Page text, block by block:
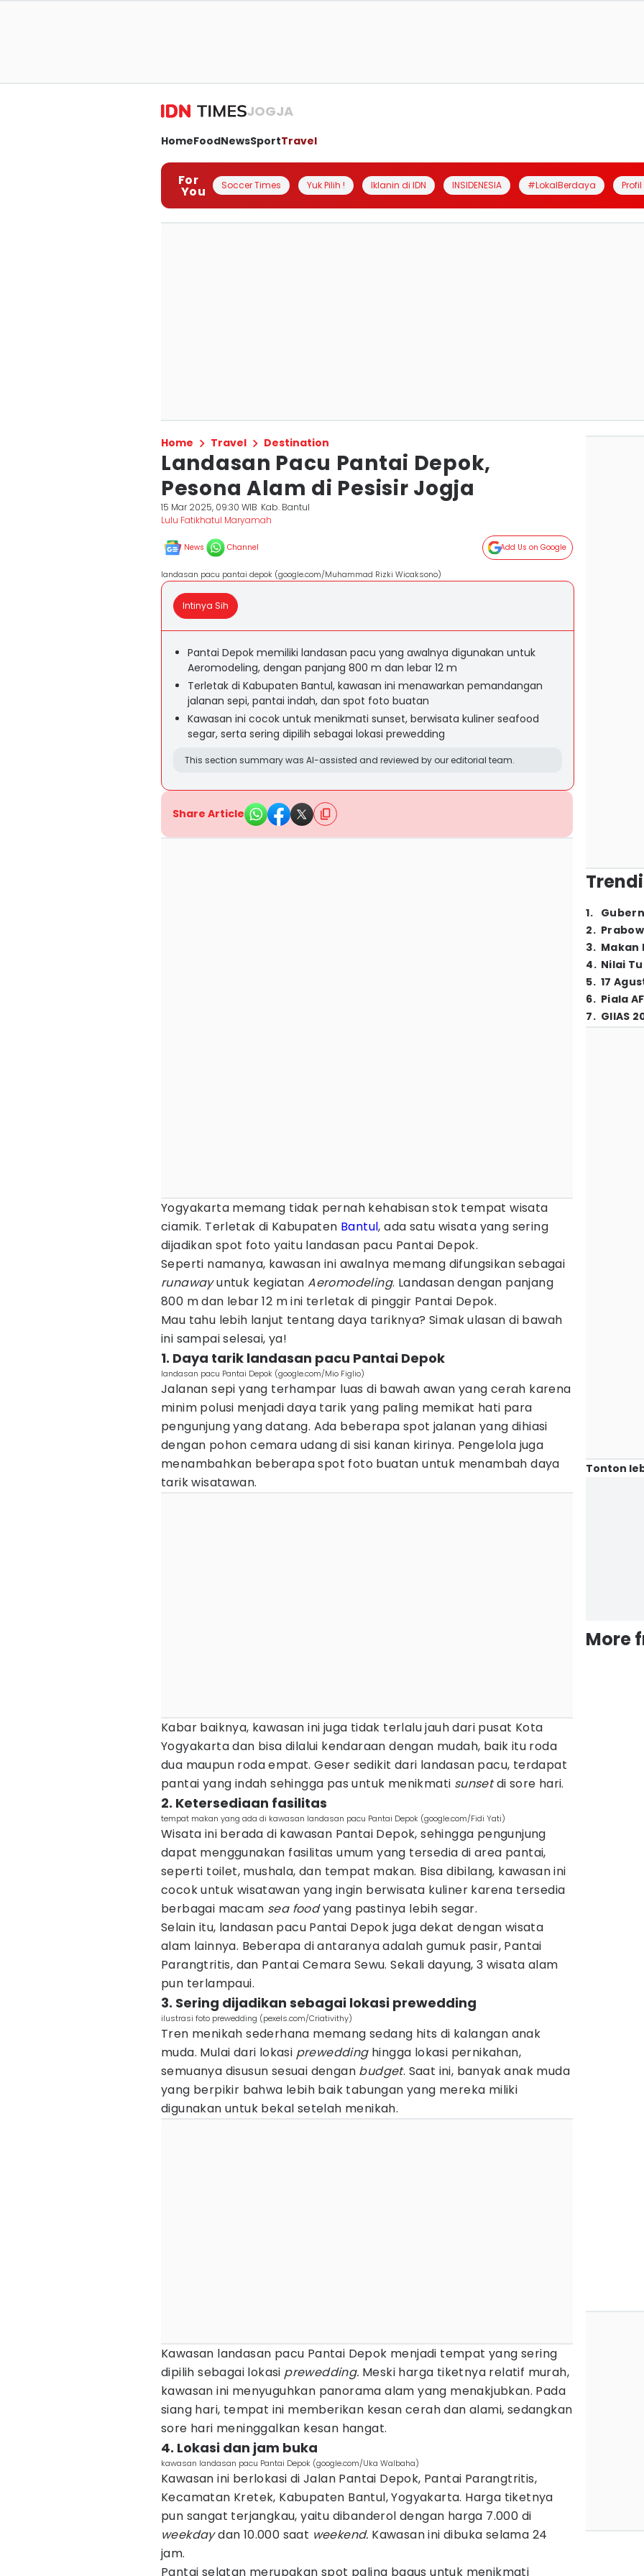
JOGJA
HomeFoodNewsSportTravel
For
You Soccer Times Yuk Pilih ! Iklanin di IDN INSIDENESIA #LokalBerdaya
Home Travel Destination
Landasan Pacu Pantai Depok,
Pesona Alam di Pesisir Jogja
15 Mar 2025, 09:30 WIB Kab. Bantul
Lulu Fatikhatul Maryamah
News Channel Add Us on Google
landasan pacu pantai depok (google.com/Muhammad Rizki Wicaksono)
Intinya Sih
Pantai Depok memiliki landasan pacu yang awalnya digunakan untuk
Aeromodeling, dengan panjang 800 m dan lebar 12 m
Terletak di Kabupaten Bantul, kawasan ini menawarkan pemandangan
jalanan sepi, pantai indah, dan spot foto buatan
Kawasan ini cocok untuk menikmati sunset, berwisata kuliner seafood
segar, serta sering dipilih sebagai lokasi prewedding
This section summary was AI-assisted and reviewed by our editorial team.
Share Article
Yogyakarta memang tidak pernah kehabisan stok tempat wisata
ciamik. Terletak di Kabupaten Bantul, ada satu wisata yang sering
dijadikan spot foto yaitu landasan pacu Pantai Depok.
Seperti namanya, kawasan ini awalnya memang difungsikan sebagai
runawayuntuk kegiatanAeromodeling. Landasan dengan panjang
800 m dan lebar 12 m ini terletak di pinggir Pantai Depok.
Mau tahu lebih lanjut tentang daya tariknya? Simak ulasan di bawah
ini sampai selesai, ya!
1. Daya tarik landasan pacu Pantai Depok
landasan pacu Pantai Depok (google.com/Mio Figlio)
Jalanan sepi yang terhampar luas di bawah awan yang cerah karena
minim polusi menjadi daya tarik yang paling memikat hati para
pengunjung yang datang. Ada beberapa spot jalanan yang dihiasi
dengan pohon cemara udang di sisi kanan kirinya. Pengelola juga
menambahkan beberapa spot foto buatan untuk menambah daya
tarik wisatawan.
Kabar baiknya, kawasan ini juga tidak terlalu jauh dari pusat Kota
Yogyakarta dan bisa dilalui kendaraan dengan mudah, baik itu roda
dua maupun roda empat. Geser sedikit dari landasan pacu, terdapat
pantai yang indah sehingga pas untuk menikmati sunsetdi sore hari.
2. Ketersediaan fasilitas
tempat makan yang ada di kawasan landasan pacu Pantai Depok (google.com/Fidi Yati)
Wisata ini berada di kawasan Pantai Depok, sehingga pengunjung
dapat menggunakan fasilitas umum yang tersedia di area pantai,
seperti toilet, mushala, dan tempat makan. Bisa dibilang, kawasan ini
cocok untuk wisatawan yang ingin berwisata kuliner karena tersedia
berbagai macam sea foodyang pastinya lebih segar.
Selain itu, landasan pacu Pantai Depok juga dekat dengan wisata
alam lainnya. Beberapa di antaranya adalah gumuk pasir, Pantai
Parangtritis, dan Pantai Cemara Sewu. Sekali dayung, 3 wisata alam
pun terlampaui.
3. Sering dijadikan sebagai lokasi prewedding
ilustrasi foto prewedding (pexels.com/Criativithy)
Tren menikah sederhana memang sedang hits di kalangan anak
muda. Mulai dari lokasi preweddinghingga lokasi pernikahan,
semuanya disusun sesuai dengan budget. Saat ini, banyak anak muda
yang berpikir bahwa lebih baik tabungan yang mereka miliki
digunakan untuk bekal setelah menikah.
Kawasan landasan pacu Pantai Depok menjadi tempat yang sering
dipilih sebagai lokasi prewedding. Meski harga tiketnya relatif murah,
kawasan ini menyuguhkan panorama alam yang menakjubkan. Pada
siang hari, tempat ini memberikan kesan cerah dan alami, sedangkan
sore hari meninggalkan kesan hangat.
4. Lokasi dan jam buka
kawasan landasan pacu Pantai Depok (google.com/Uka Walbaha)
Kawasan ini berlokasi di Jalan Pantai Depok, Pantai Parangtritis,
Kecamatan Kretek, Kabupaten Bantul, Yogyakarta. Harga tiketnya
pun sangat terjangkau, yaitu dibanderol dengan harga 7.000 di
weekdaydan 10.000 saat weekend. Kawasan ini dibuka selama 24
jam.
Pantai selatan merupakan spot paling bagus untuk menikmati
1.
2.
3. Makan
4. Nilai
5. 17
6. Piala
7. GIIAS
Tonton
More